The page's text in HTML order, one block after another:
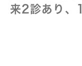
来2診あり、